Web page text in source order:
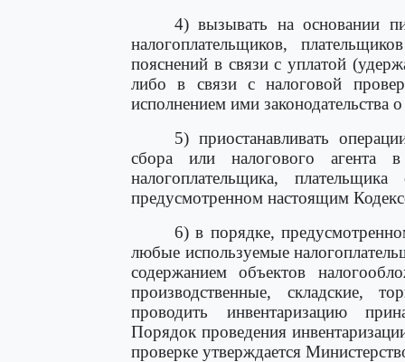
4) вызывать на основании
налогоплательщиков,
пояснений в связи с уплатой
либо в связи с налоговой
исполнением ими законодательства
5) приостанавливать
сбора или налогового агента
налогоплательщика,
предусмотренном настоящим
6) в порядке,
любые используемые
содержанием объектов
производственные, складские,
проводить инвентаризацию
Порядок проведения
проверке утверждается